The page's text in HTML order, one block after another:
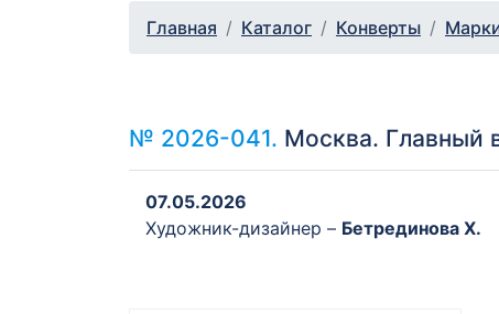
Главная Каталог Конверты
№ 2026-041. Москва. Главный
07.05.2026
Художник-дизайнер – Бетрединова Х.